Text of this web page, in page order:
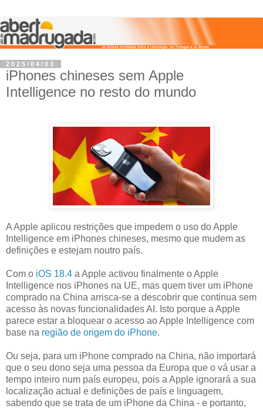
2025/04/03
iPhones chineses sem Apple
Intelligence no resto do mundo
A Apple aplicou restrições que impedem o uso do Apple
Intelligence em iPhones chineses, mesmo que mudem as
definições e estejam noutro país.
Com o iOS 18.4 a Apple activou finalmente o Apple
Intelligence nos iPhones na UE, mas quem tiver um iPhone
comprado na China arrisca-se a descobrir que continua sem
acesso às novas funcionalidades AI. Isto porque a Apple
parece estar a bloquear o acesso ao Apple Intelligence com
base na região de origem do iPhone.
Ou seja, para um iPhone comprado na China, não importará
que o seu dono seja uma pessoa da Europa que o vá usar a
tempo inteiro num país europeu, pois a Apple ignorará a sua
localização actual e definições de país e linguagem,
sabendo que se trata de um iPhone da China - e portanto,